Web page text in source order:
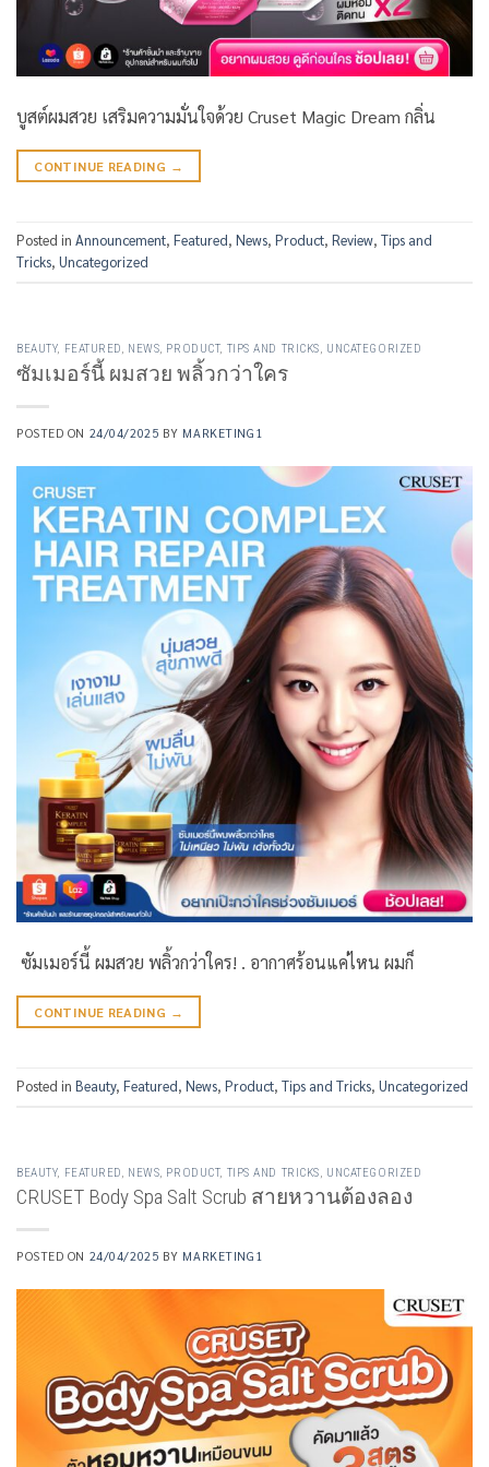
บูสต์ผมสวย เสริมความมั่นใจด้วย Cruset Magic Dream กลิ่น
CONTINUE READING →
Posted in Announcement, Featured, News, Product, Review, Tips and
Tricks, Uncategorized
BEAUTY, FEATURED, NEWS, PRODUCT, TIPS AND TRICKS, UNCATEGORIZED
ซัมเมอร์นี้ ผมสวย พลิ้วกว่าใคร
POSTED ON 24/04/2025 BY MARKETING1
ซัมเมอร์นี้ ผมสวย พลิ้วกว่าใคร! . อากาศร้อนแค่ไหน ผมก็
CONTINUE READING →
Posted in Beauty, Featured, News, Product, Tips and Tricks, Uncategorized
BEAUTY, FEATURED, NEWS, PRODUCT, TIPS AND TRICKS, UNCATEGORIZED
CRUSET Body Spa Salt Scrub สายหวานต้องลอง
POSTED ON 24/04/2025 BY MARKETING1